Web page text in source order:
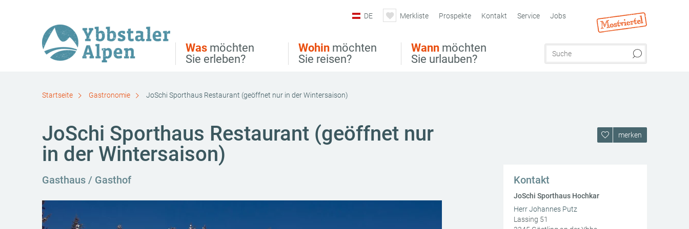
Was möchten
Sie erleben?
Wohin möchten
Sie reisen?
Wann möchten
Sie urlauben?
DE Merkliste Prospekte Kontakt Service Jobs
Startseite Gastronomie JoSchi Sporthaus Restaurant (geöffnet nur in der Wintersaison)
JoSchi Sporthaus Restaurant (geöffnet nur
in der Wintersaison)
Gasthaus / Gasthof
merken
Kontakt
JoSchi Sporthaus Hochkar
Herr Johannes Putz
Lassing 51